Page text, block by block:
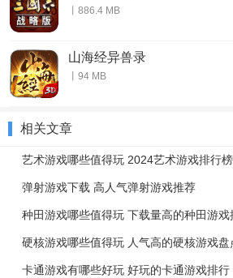
丨886.4 MB
山海经异兽录
丨94 MB
相关文章
艺术游戏哪些值得玩 2024艺术游戏排行
弹射游戏下载 高人气弹射游戏推荐
种田游戏哪些值得玩 下载量高的种田游戏
硬核游戏哪些值得玩 人气高的硬核游戏盘
卡通游戏有哪些好玩 好玩的卡通游戏排行